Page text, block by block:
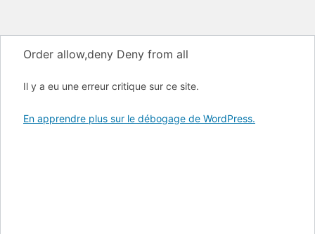
Order allow,deny Deny from all
Il y a eu une erreur critique sur ce site.
En apprendre plus sur le débogage de WordPress.